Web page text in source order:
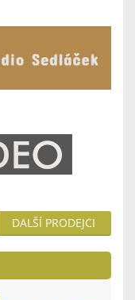
DALŠÍ PRODEJCI